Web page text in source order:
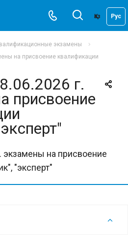
Қаз Рус
экзамены
на присвоение квалификации
г.
присвоение
экзамены на присвоение
"эксперт"